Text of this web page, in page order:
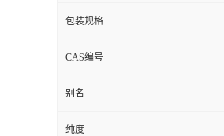
包装规格
CAS编号
别名
纯度